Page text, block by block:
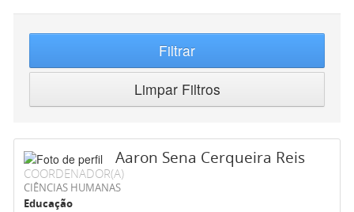
Filtrar
Limpar Filtros
Aaron Sena Cerqueira Reis
COORDENADOR(A)
CIÊNCIAS HUMANAS
Educação